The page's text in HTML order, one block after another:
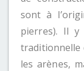
sont à
pierres). Il y
traditionnelle
les arènes,